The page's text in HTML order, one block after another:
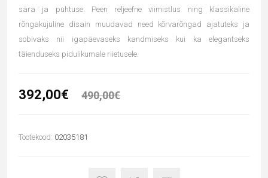
sära ja puhtuse. Peen reljeefne viimistlus ning klassikaline
rõngakujuline disain muudavad need kõrvarõngad ajatuteks ja
sobivaks nii igapäevaseks kandmiseks kui ka elegantseks
täienduseks pidulikumale riietusele.
392,00€ 490,00€
Tootekood: 02035181